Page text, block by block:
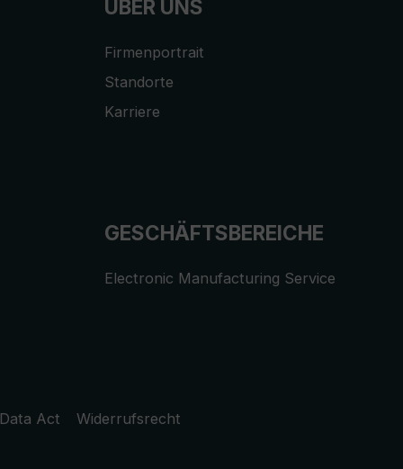
ÜBER UNS
Firmenportrait
Standorte
Karriere
GESCHÄFTSBEREICHE
Electronic Manufacturing Service
Act Widerrufsrecht